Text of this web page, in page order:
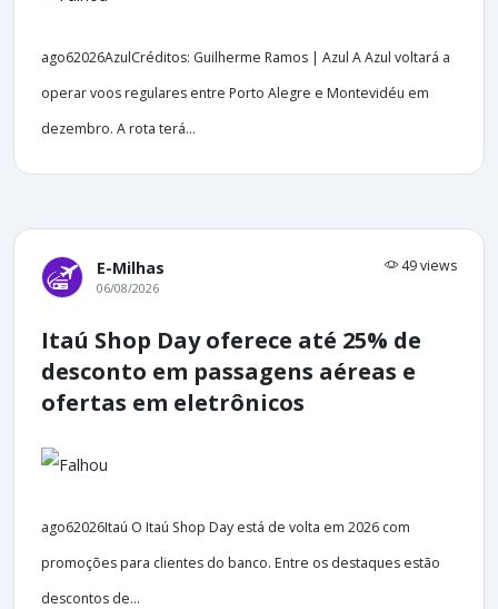
ago62026AzulCréditos: Guilherme Ramos | Azul A Azul voltará a
operar voos regulares entre Porto Alegre e Montevidéu em
dezembro. A rota terá...
E-Milhas 49 views
06/08/2026
Itaú Shop Day oferece até 25% de
desconto em passagens aéreas e
ofertas em eletrônicos
ago62026Itaú O Itaú Shop Day está de volta em 2026 com
promoções para clientes do banco. Entre os destaques estão
descontos de...